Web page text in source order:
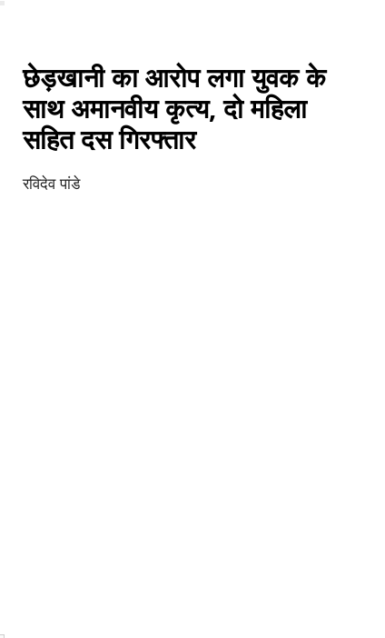
छेड़खानी का आरोप लगा युवक के
साथ अमानवीय कृत्य, दो महिला
सहित दस गिरफ्तार
रविदेव पांडे